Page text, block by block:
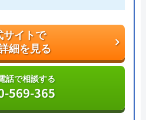
話で相談する
29-3355
基本情報
サイトで
細を見る
話で相談する
569-365